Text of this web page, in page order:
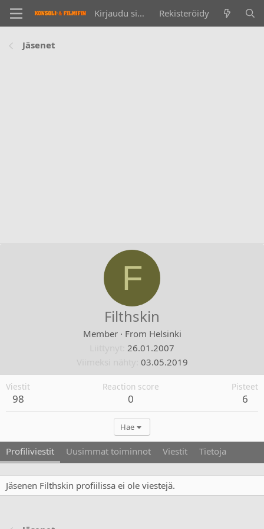
Kirjaudu sisään Rekisteröidy
Jäsenet
F
Filthskin
Member · From Helsinki
26.01.2007
03.05.2019
Viestit
98
Reaction score
0
Pisteet
6
Hae
Profiliviestit Uusimmat toiminnot Viestit Tietoja
Jäsenen Filthskin profiilissa ei ole viestejä.